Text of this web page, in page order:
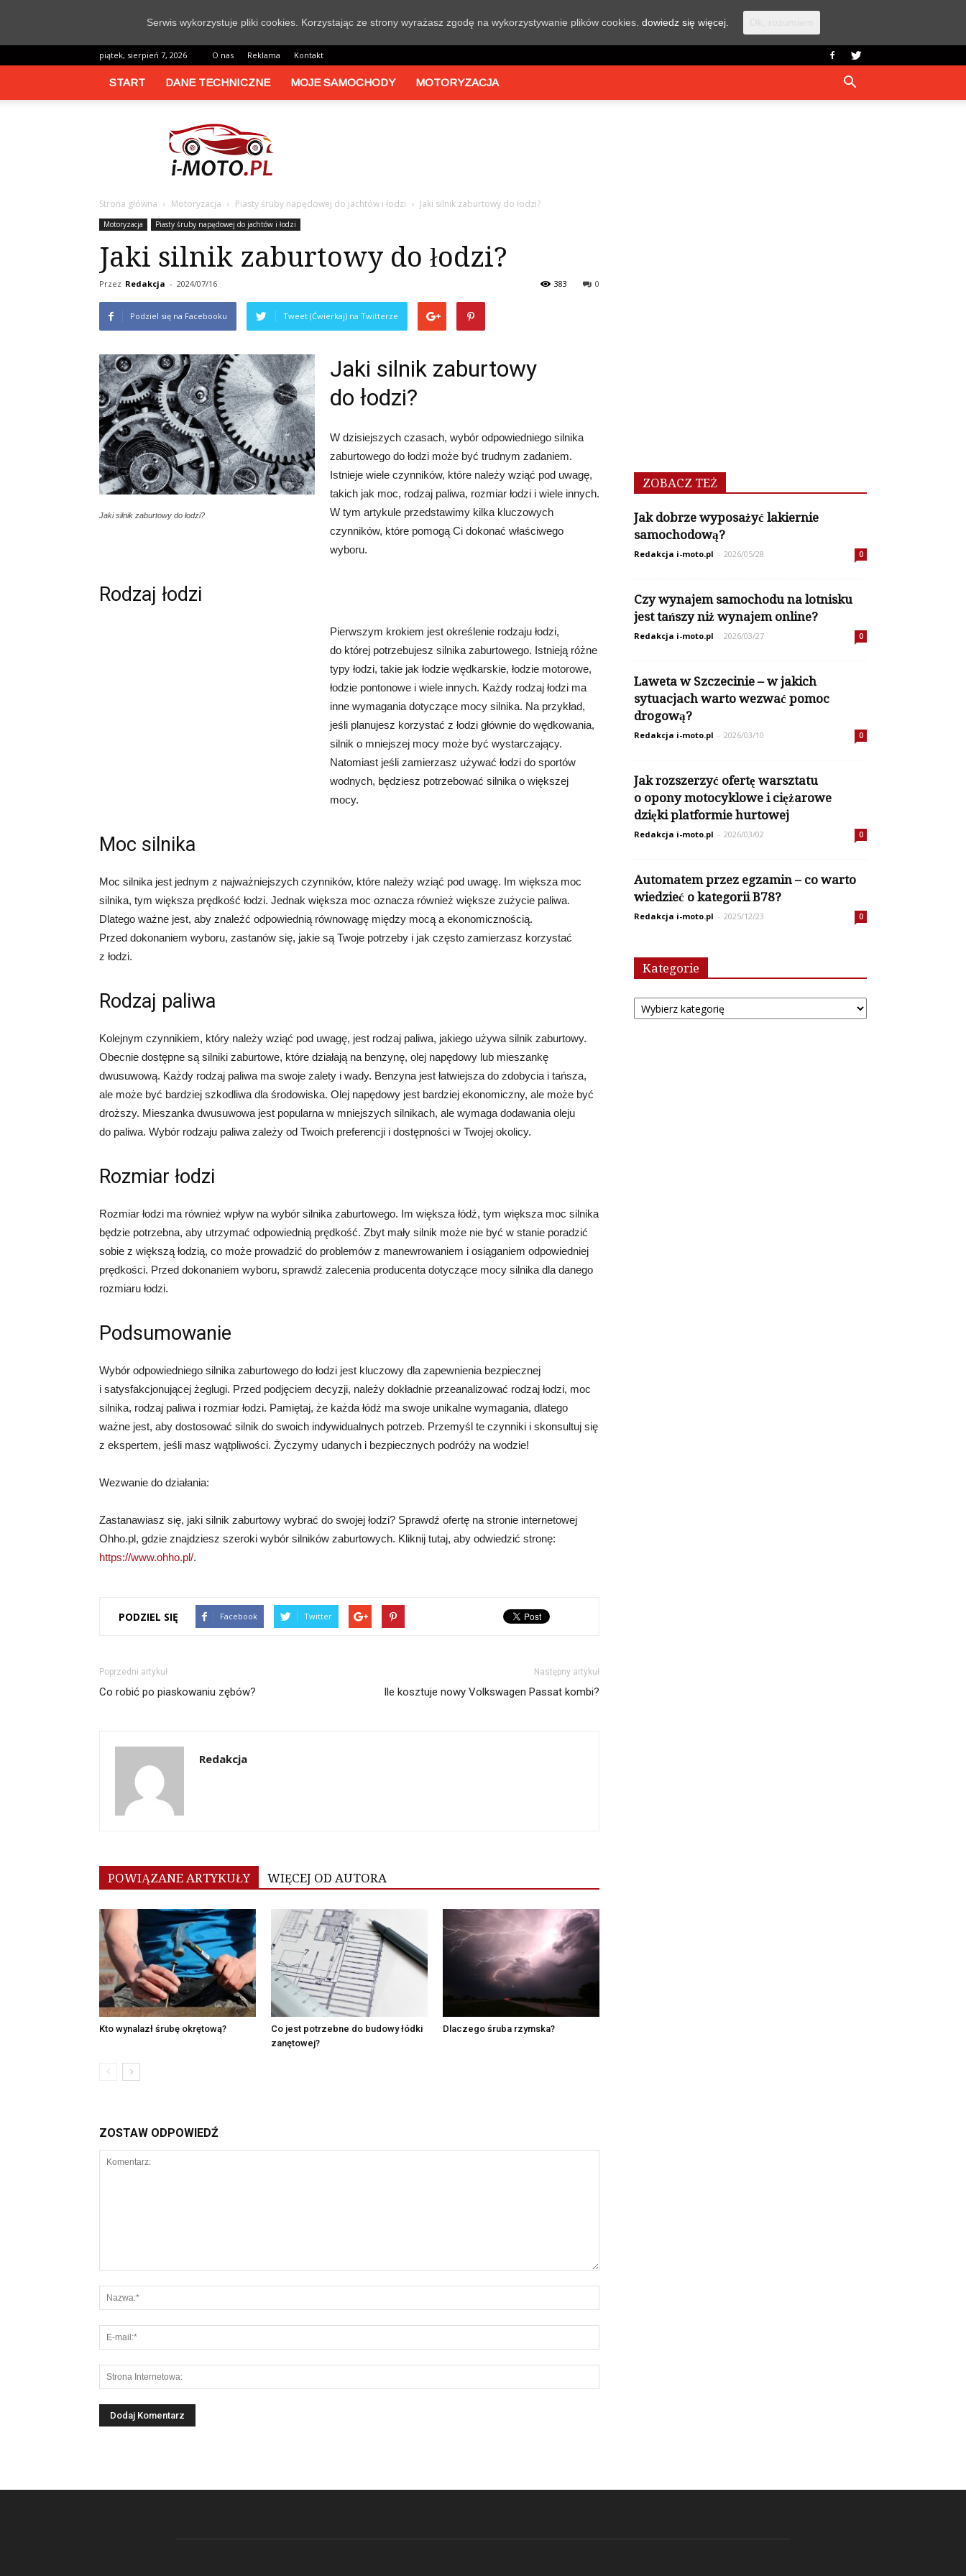
piątek, sierpień 7, 2026 O nas Reklama Kontakt
START DANE TECHNICZNE MOJE SAMOCHODY MOTORYZACJA
moto.pl
Strona główna Motoryzacja Piasty śruby napędowej do jachtów i łodzi Jaki silnik zaburtowy do łodzi?
Motoryzacja Piasty śruby napędowej do jachtów i łodzi
Jaki silnik zaburtowy do łodzi?
Przez Redakcja - 2024/07/16 0
383
Podziel się na Facebooku Tweet (Ćwierkaj) na Twitterze
Jaki silnik zaburtowy do łodzi?
Jaki silnik zaburtowy
do łodzi?
W dzisiejszych czasach, wybór odpowiedniego silnika
zaburtowego do łodzi może być trudnym zadaniem.
Istnieje wiele czynników, które należy wziąć pod uwagę,
takich jak moc, rodzaj paliwa, rozmiar łodzi i wiele innych.
W tym artykule przedstawimy kilka kluczowych
czynników, które pomogą Ci dokonać właściwego
wyboru.
Rodzaj łodzi
Pierwszym krokiem jest określenie rodzaju łodzi,
do której potrzebujesz silnika zaburtowego. Istnieją różne
typy łodzi, takie jak łodzie wędkarskie, łodzie motorowe,
łodzie pontonowe i wiele innych. Każdy rodzaj łodzi ma
inne wymagania dotyczące mocy silnika. Na przykład,
jeśli planujesz korzystać z łodzi głównie do wędkowania,
silnik o mniejszej mocy może być wystarczający.
Natomiast jeśli zamierzasz używać łodzi do sportów
wodnych, będziesz potrzebować silnika o większej
mocy.
Moc silnika
Moc silnika jest jednym z najważniejszych czynników, które należy wziąć pod uwagę. Im większa moc
silnika, tym większa prędkość łodzi. Jednak większa moc oznacza również większe zużycie paliwa.
Dlatego ważne jest, aby znaleźć odpowiednią równowagę między mocą a ekonomicznością.
Przed dokonaniem wyboru, zastanów się, jakie są Twoje potrzeby i jak często zamierzasz korzystać
z łodzi.
Rodzaj paliwa
Kolejnym czynnikiem, który należy wziąć pod uwagę, jest rodzaj paliwa, jakiego używa silnik zaburtowy.
Obecnie dostępne są silniki zaburtowe, które działają na benzynę, olej napędowy lub mieszankę
dwusuwową. Każdy rodzaj paliwa ma swoje zalety i wady. Benzyna jest łatwiejsza do zdobycia i tańsza,
ale może być bardziej szkodliwa dla środowiska. Olej napędowy jest bardziej ekonomiczny, ale może być
droższy. Mieszanka dwusuwowa jest popularna w mniejszych silnikach, ale wymaga dodawania oleju
do paliwa. Wybór rodzaju paliwa zależy od Twoich preferencji i dostępności w Twojej okolicy.
Rozmiar łodzi
Rozmiar łodzi ma również wpływ na wybór silnika zaburtowego. Im większa łódź, tym większa moc silnika
będzie potrzebna, aby utrzymać odpowiednią prędkość. Zbyt mały silnik może nie być w stanie poradzić
sobie z większą łodzią, co może prowadzić do problemów z manewrowaniem i osiąganiem odpowiedniej
prędkości. Przed dokonaniem wyboru, sprawdź zalecenia producenta dotyczące mocy silnika dla danego
rozmiaru łodzi.
Podsumowanie
Wybór odpowiedniego silnika zaburtowego do łodzi jest kluczowy dla zapewnienia bezpiecznej
i satysfakcjonującej żeglugi. Przed podjęciem decyzji, należy dokładnie przeanalizować rodzaj łodzi, moc
silnika, rodzaj paliwa i rozmiar łodzi. Pamiętaj, że każda łódź ma swoje unikalne wymagania, dlatego
ważne jest, aby dostosować silnik do swoich indywidualnych potrzeb. Przemyśl te czynniki i skonsultuj się
z ekspertem, jeśli masz wątpliwości. Życzymy udanych i bezpiecznych podróży na wodzie!
Wezwanie do działania:
Zastanawiasz się, jaki silnik zaburtowy wybrać do swojej łodzi? Sprawdź ofertę na stronie internetowej
Ohho.pl, gdzie znajdziesz szeroki wybór silników zaburtowych. Kliknij tutaj, aby odwiedzić stronę:
https://www.ohho.pl/.
PODZIEL SIĘ Facebook Twitter
Poprzedni artykuł
Co robić po piaskowaniu zębów?
Następny artykuł
Ile kosztuje nowy Volkswagen Passat kombi?
Redakcja
POWIĄZANE ARTYKUŁY WIĘCEJ OD AUTORA
Kto wynalazł śrubę okrętową?
Co jest potrzebne do budowy łódki
zanętowej?
Dlaczego śruba rzymska?
ZOSTAW ODPOWIEDŹ
ZOBACZ TEŻ
Jak dobrze wyposażyć lakiernie
samochodową?
Redakcja i-moto.pl - 2026/05/28 0
Czy wynajem samochodu na lotnisku
jest tańszy niż wynajem online?
Redakcja i-moto.pl - 2026/03/27 0
Laweta w Szczecinie – w jakich
sytuacjach warto wezwać pomoc
drogową?
Redakcja i-moto.pl - 2026/03/10 0
Jak rozszerzyć ofertę warsztatu
o opony motocyklowe i ciężarowe
dzięki platformie hurtowej
Redakcja i-moto.pl - 2026/03/02 0
Automatem przez egzamin – co warto
wiedzieć o kategorii B78?
Redakcja i-moto.pl - 2025/12/23 0
Kategorie
Kategorie
Serwis wykorzystuje pliki cookies. Korzystając ze strony wyrażasz zgodę na wykorzystywanie plików cookies. dowiedz się więcej.